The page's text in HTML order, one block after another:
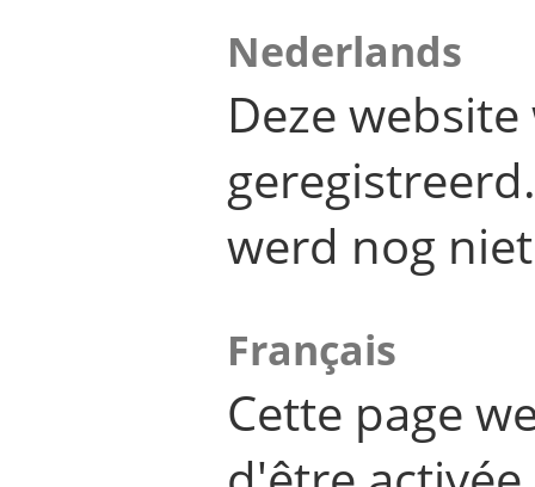
Nederlands
Deze
werd nog
Français
Cette page